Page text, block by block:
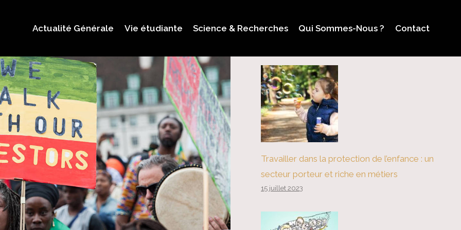
Actualité Générale Vie étudiante Science & Recherches Qui Sommes-Nous ? Contact
Travailler dans la protection de l’enfance : un
secteur porteur et riche en métiers
15 juillet 2023